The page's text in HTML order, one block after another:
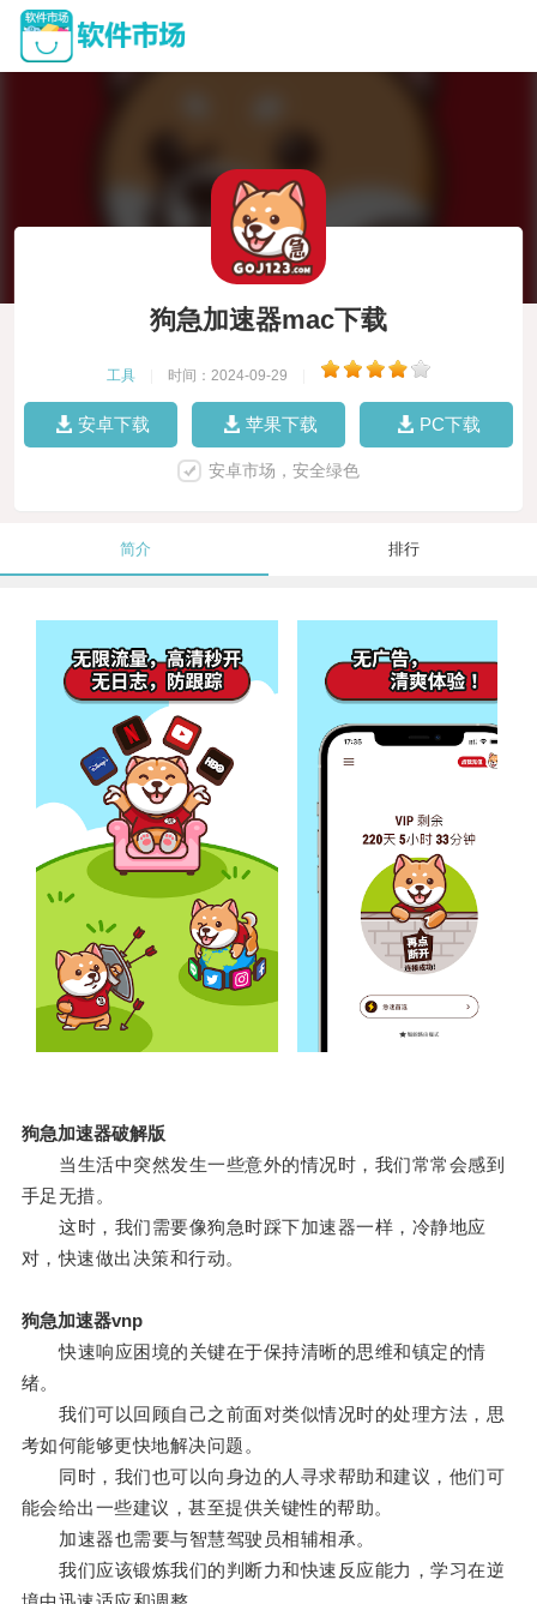
狗急加速器mac下载
工具 时间：2024-09-29
安卓下载 苹果下载 PC下载
安卓市场，安全绿色
简介 排行
狗急加速器破解版
当生活中突然发生一些意外的情况时，我们常常会感到
手足无措。
这时，我们需要像狗急时踩下加速器一样，冷静地应
对，快速做出决策和行动。
狗急加速器vnp
快速响应困境的关键在于保持清晰的思维和镇定的情
绪。
我们可以回顾自己之前面对类似情况时的处理方法，思
考如何能够更快地解决问题。
同时，我们也可以向身边的人寻求帮助和建议，他们可
能会给出一些建议，甚至提供关键性的帮助。
加速器也需要与智慧驾驶员相辅相承。
我们应该锻炼我们的判断力和快速反应能力，学习在逆